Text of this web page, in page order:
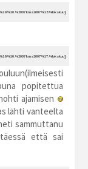
kma2007 %15:%lokakuu]
kma2007 %17:%lokakuu]
popitettua
ajamisen
lähti vanteelta
sammuttanu
että sai